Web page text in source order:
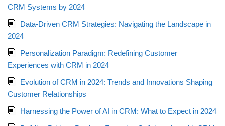
CRM Systems by 2024
Data-Driven CRM Strategies: Navigating the Landscape in
2024
Personalization Paradigm: Redefining Customer
Experiences with CRM in 2024
Evolution of CRM in 2024: Trends and Innovations Shaping
Customer Relationships
Harnessing the Power of AI in CRM: What to Expect in 2024